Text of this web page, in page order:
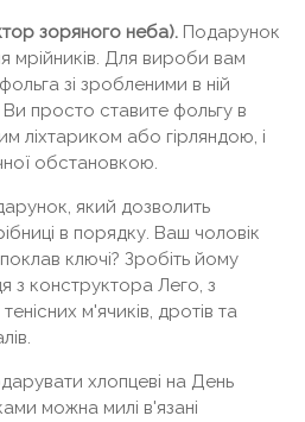
зоряного неба). Подарунок
мрійників. Для вироби вам
зі зробленими в ній
Ви просто ставите фольгу в
ліхтариком або гірляндою, і
обстановкою.
який дозволить
в порядку. Ваш чоловік
ключі? Зробіть йому
з конструктора Лего, з
м'ячиків, дротів та
хлопцеві на День
можна милі в'язані